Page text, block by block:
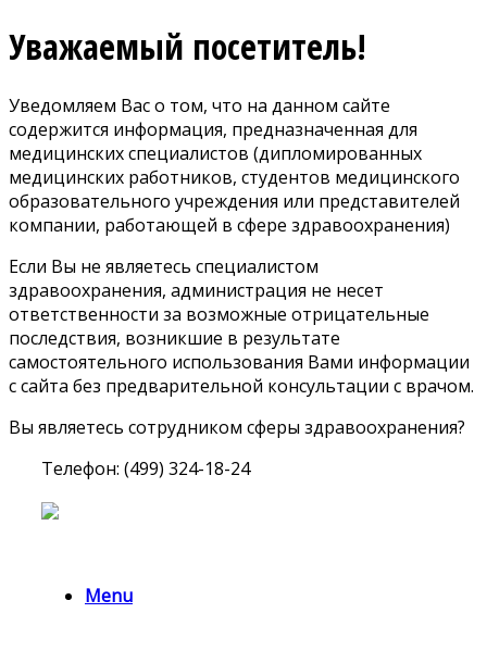
Уважаемый посетитель!
Уведомляем Вас о том, что на данном сайте
содержится информация, предназначенная для
медицинских специалистов (дипломированных
медицинских работников, студентов медицинского
образовательного учреждения или представителей
компании, работающей в сфере здравоохранения)
Если Вы не являетесь специалистом
здравоохранения, администрация не несет
ответственности за возможные отрицательные
последствия, возникшие в результате
самостоятельного использования Вами информации
с сайта без предварительной консультации с врачом.
Вы являетесь сотрудником сферы здравоохранения?
Телефон: (499) 324-18-24
Menu